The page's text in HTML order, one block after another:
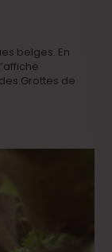
belges. En
Grottes de